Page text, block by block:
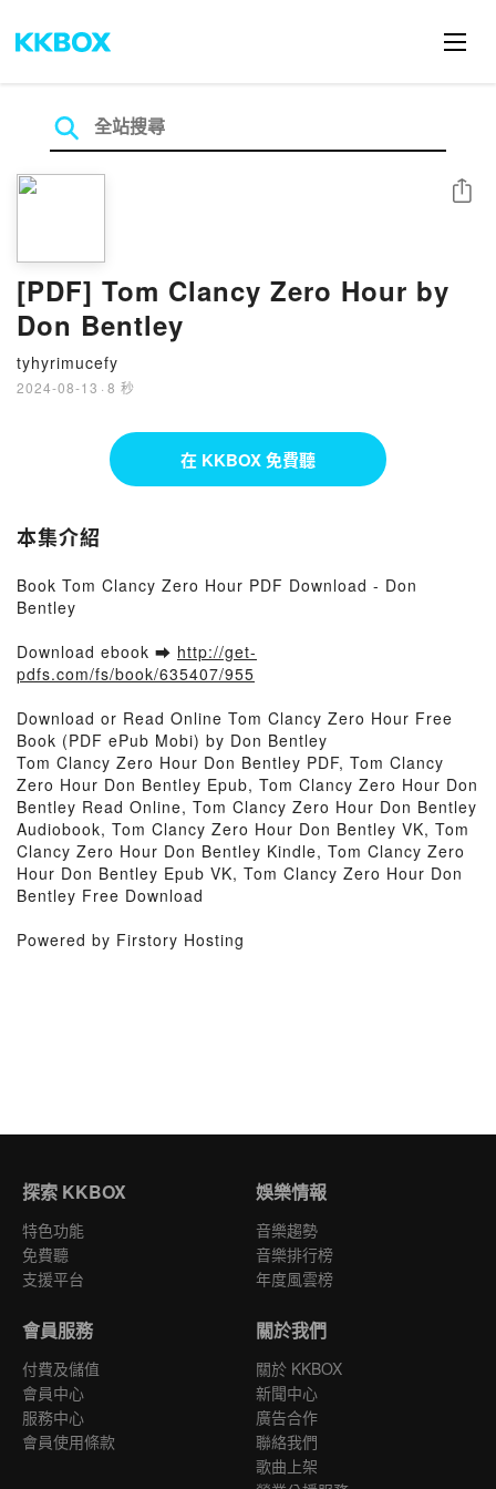
[PDF] Tom Clancy Zero Hour by
Don Bentley
tyhyrimucefy
2024-08-13 · 8 秒
分享
在 KKBOX 免費聽
本集介紹
Book Tom Clancy Zero Hour PDF Download - Don
Bentley
Download ebook ➡ http://get-
pdfs.com/fs/book/635407/955
Download or Read Online Tom Clancy Zero Hour Free
Book (PDF ePub Mobi) by Don Bentley
Tom Clancy Zero Hour Don Bentley PDF, Tom Clancy
Zero Hour Don Bentley Epub, Tom Clancy Zero Hour Don
Bentley Read Online, Tom Clancy Zero Hour Don Bentley
Audiobook, Tom Clancy Zero Hour Don Bentley VK, Tom
Clancy Zero Hour Don Bentley Kindle, Tom Clancy Zero
Hour Don Bentley Epub VK, Tom Clancy Zero Hour Don
Bentley Free Download
Powered by Firstory Hosting
探索 KKBOX
特色功能
免費聽
支援平台
娛樂情報
音樂趨勢
音樂排行榜
年度風雲榜
會員服務
付費及儲值
會員中心
服務中心
會員使用條款
關於我們
關於 KKBOX
新聞中心
廣告合作
聯絡我們
歌曲上架